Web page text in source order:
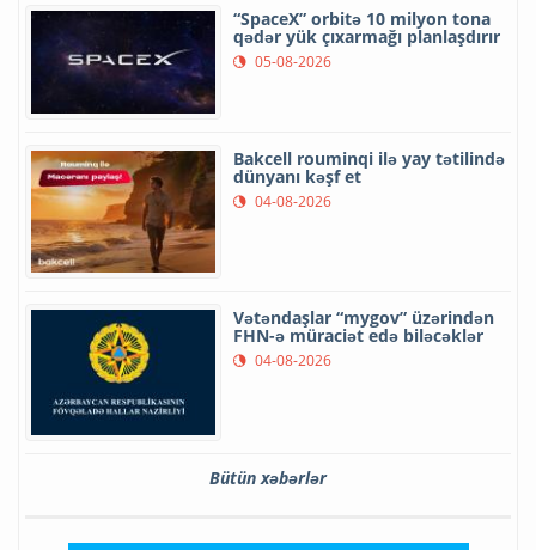
“SpaceX” orbitə 10 milyon tona
qədər yük çıxarmağı planlaşdırır
05-08-2026
Bakcell rouminqi ilə yay tətilində
dünyanı kəşf et
04-08-2026
Vətəndaşlar “mygov” üzərindən
FHN-ə müraciət edə biləcəklər
04-08-2026
Bütün xəbərlər